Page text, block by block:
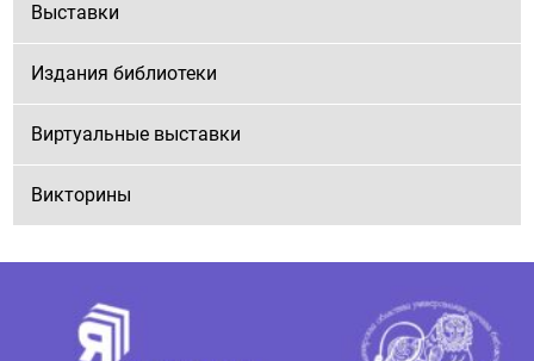
Выставки
Издания библиотеки
Виртуальные выставки
Викторины